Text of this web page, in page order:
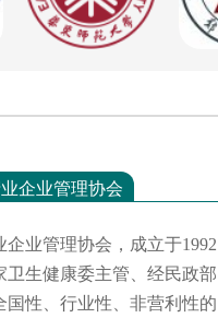
企业管理协会
企业管理协会，成立于1992
卫生健康委主管、经民政部
国性、行业性、非营利性的